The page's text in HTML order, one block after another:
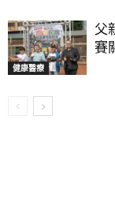
健康醫療
父
賽